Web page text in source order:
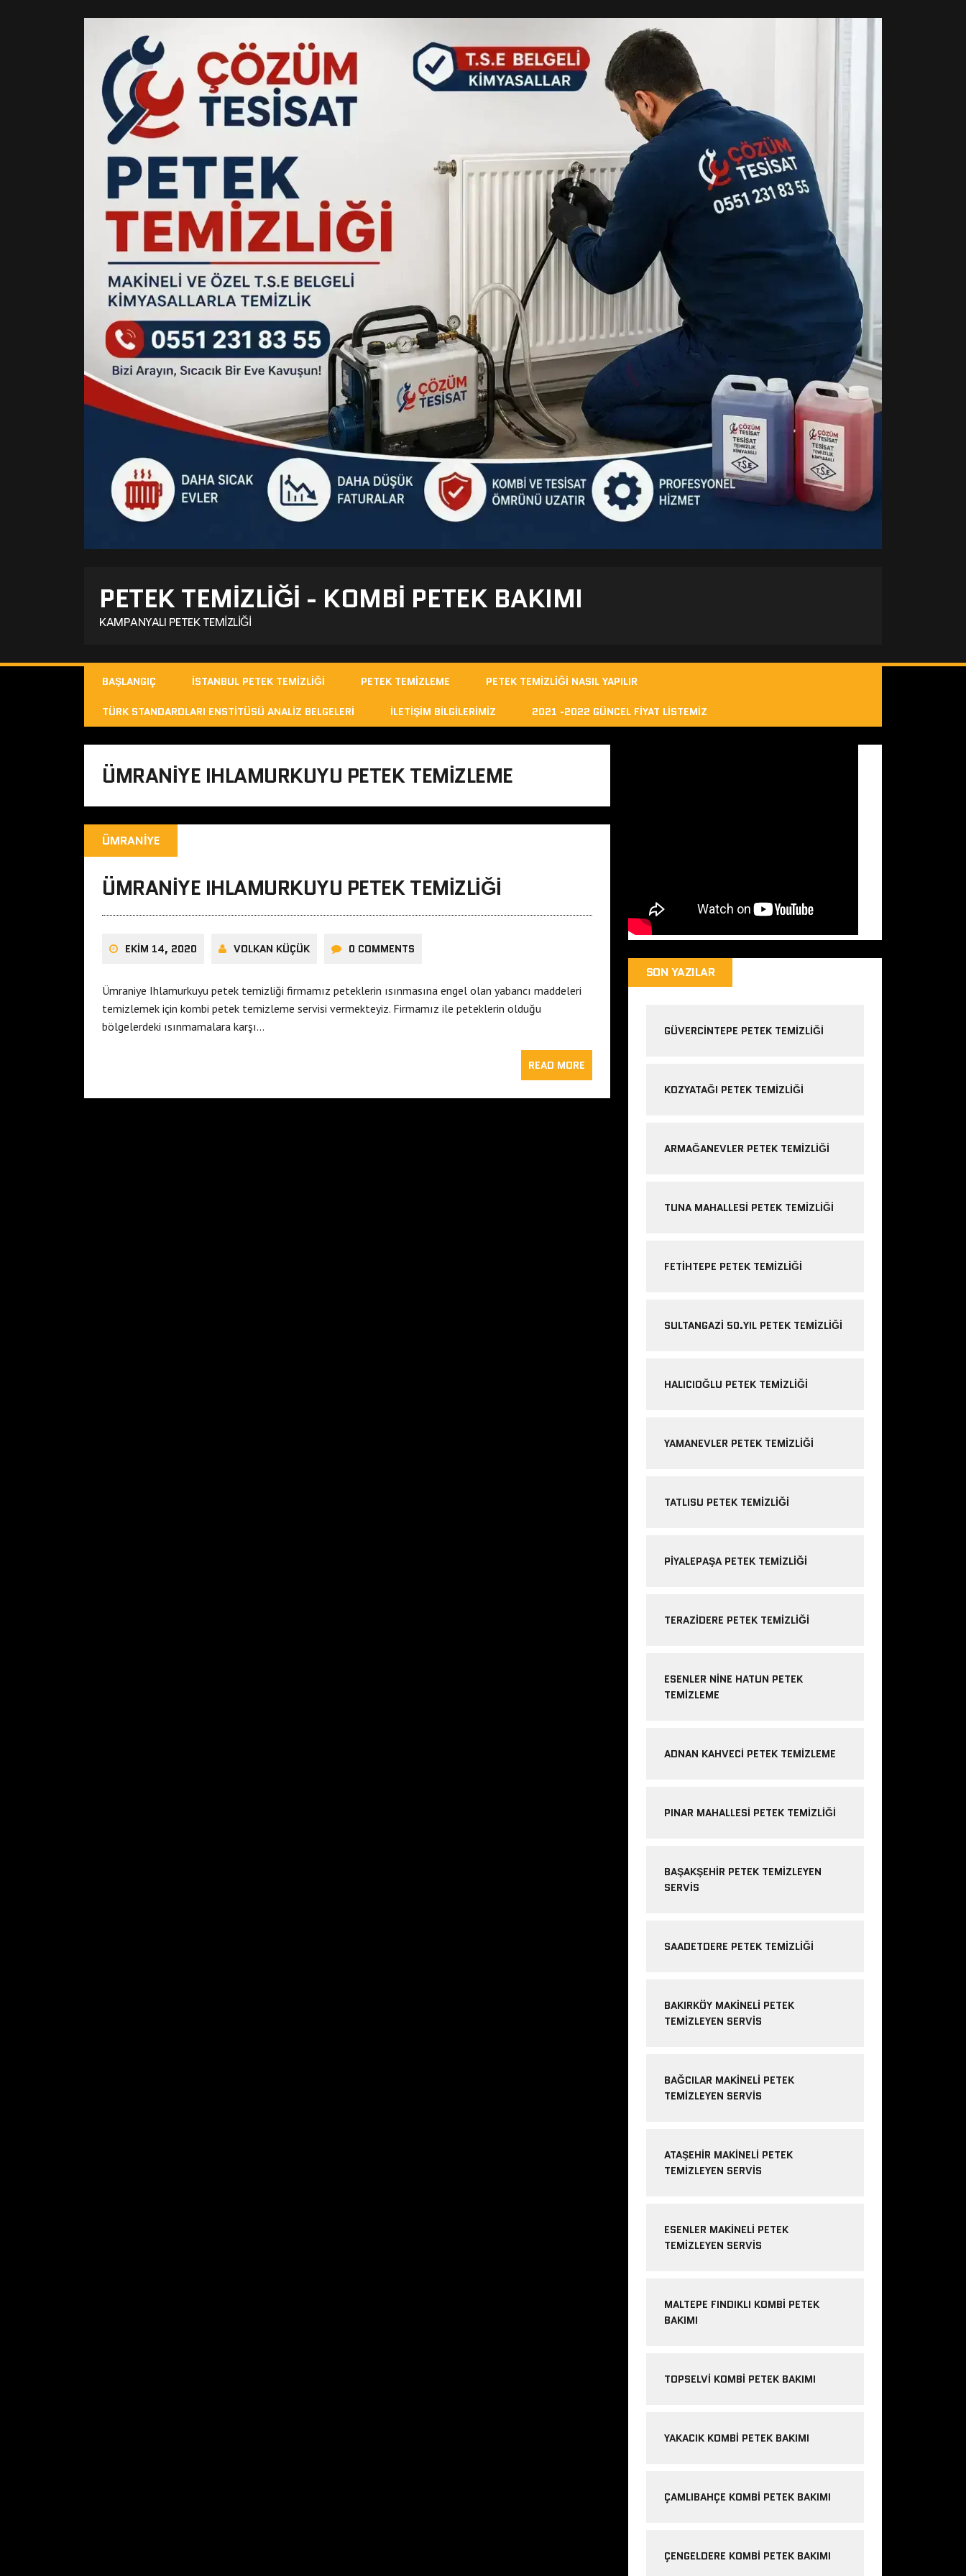
PETEK TEMIZLIĞI - KOMBI PETEK BAKIMI
KAMPANYALI PETEK TEMIZLIĞI
BAŞLANGIÇ İSTANBUL PETEK TEMIZLIĞI PETEK TEMIZLEME PETEK TEMIZLIĞI NASIL YAPILIR
TÜRK STANDARDLARI ENSTITÜSÜ ANALIZ BELGELERI İLETIŞIM BILGILERIMIZ 2021 -2022 GÜNCEL FIYAT LISTEMIZ
ÜMRANIYE IHLAMURKUYU PETEK TEMIZLEME
ÜMRANIYE
ÜMRANIYE IHLAMURKUYU PETEK TEMIZLIĞI
EKIM 14, 2020 VOLKAN KÜÇÜK 0 COMMENTS
Ümraniye Ihlamurkuyu petek temizliği firmamız peteklerin ısınmasına engel olan yabancı maddeleri
temizlemek için kombi petek temizleme servisi vermekteyiz. Firmamız ile peteklerin olduğu
bölgelerdeki ısınmamalara karşı…
READ MORE
SON YAZILAR
GÜVERCINTEPE PETEK TEMIZLIĞI
KOZYATAĞI PETEK TEMIZLIĞI
ARMAĞANEVLER PETEK TEMIZLIĞI
TUNA MAHALLESI PETEK TEMIZLIĞI
FETIHTEPE PETEK TEMIZLIĞI
SULTANGAZI 50.YIL PETEK TEMIZLIĞI
HALICIOĞLU PETEK TEMIZLIĞI
YAMANEVLER PETEK TEMIZLIĞI
TATLISU PETEK TEMIZLIĞI
PIYALEPAŞA PETEK TEMIZLIĞI
TERAZIDERE PETEK TEMIZLIĞI
ESENLER NINE HATUN PETEK
TEMIZLEME
ADNAN KAHVECI PETEK TEMIZLEME
PINAR MAHALLESI PETEK TEMIZLIĞI
BAŞAKŞEHIR PETEK TEMIZLEYEN
SERVIS
SAADETDERE PETEK TEMIZLIĞI
BAKIRKÖY MAKINELI PETEK
TEMIZLEYEN SERVIS
BAĞCILAR MAKINELI PETEK
TEMIZLEYEN SERVIS
ATAŞEHIR MAKINELI PETEK
TEMIZLEYEN SERVIS
ESENLER MAKINELI PETEK
TEMIZLEYEN SERVIS
MALTEPE FINDIKLI KOMBI PETEK
BAKIMI
TOPSELVI KOMBI PETEK BAKIMI
YAKACIK KOMBI PETEK BAKIMI
ÇAMLIBAHÇE KOMBI PETEK BAKIMI
ÇENGELDERE KOMBI PETEK BAKIMI